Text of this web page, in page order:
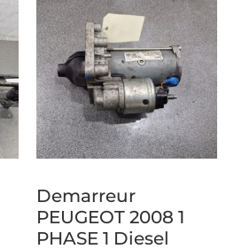
Demarreur
PEUGEOT 2008 1
PHASE 1 Diesel